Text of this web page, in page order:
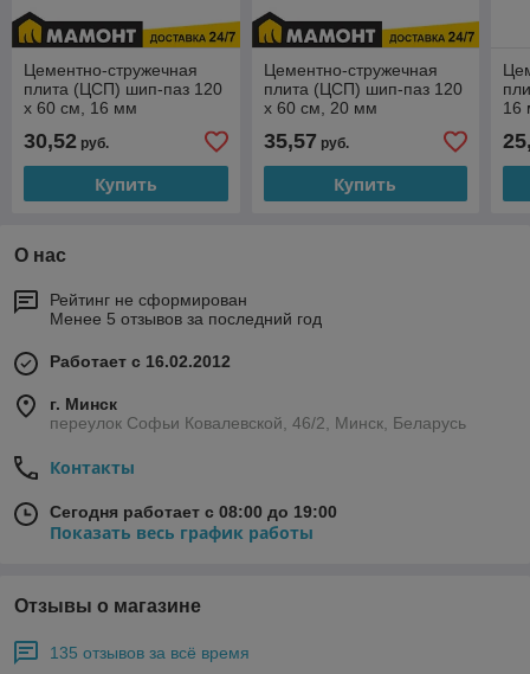
Цементно-стружечная
плита (ЦСП) шип-паз 120
х 60 см, 16 мм
30,52 руб.
Купить
Цементно-стружечная
плита (ЦСП) шип-паз 120
х 60 см, 20 мм
35,57 руб.
Купить
16
О нас
Рейтинг не сформирован
Менее 5 отзывов за последний год
Работает с 16.02.2012
г. Минск
переулок Софьи Ковалевской, 46/2, Минск, Беларусь
Контакты
Сегодня работает с 08:00 до 19:00
Показать весь график работы
Отзывы о магазине
135 отзывов за всё время